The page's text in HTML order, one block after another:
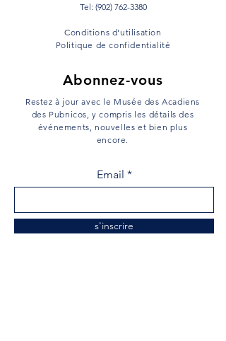
Tel: (902) 762-3380
Conditions d'utilisation
Politique de confidentialité
Abonnez-vous
Restez à jour avec le Musée des Acadiens
des Pubnicos, y compris les détails des
événements, nouvelles et bien plus
encore.
Email
s'inscrire